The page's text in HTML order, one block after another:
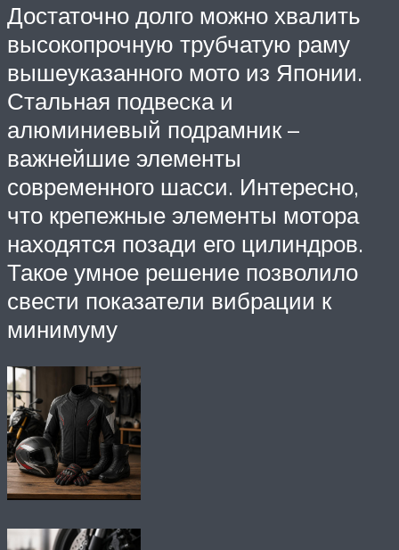
Достаточно долго можно хвалить
высокопрочную трубчатую ​​раму
вышеуказанного мото из Японии.
Стальная подвеска и
алюминиевый подрамник –
важнейшие элементы
современного шасси. Интересно,
что крепежные элементы мотора
находятся позади его цилиндров.
Такое умное решение позволило
свести показатели вибрации к
минимуму